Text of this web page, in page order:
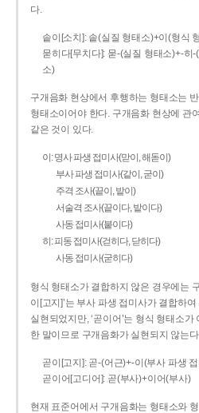
다.
솥이[소치]: 솥(실질 형태소)+이(형식
묻히다[무치다]: 묻­-(실질 형태소)+­-히­
소)
구개음화 현상에서 후행하는 형태소는
형태소이어야 한다. 구개음화 현상에 관
같은 것이 있다.
이: 명사 파생 접미사(맏이, 해돋이)
부사 파생 접미사(같이, 굳이)
주격 조사(끝이, 밭이)
서술격 조사(끝이다, 밭이다)
사동 접미사(붙이다)
히: 피동 접미사(걷히다, 닫히다)
사동 접미사(굳히다)
형식 형태소가 결합하지 않은 경우에는
이[고지]’는 부사 파생 접미사가 결합하
실현되었지만, ‘곧이어’는 형식 형태소
한 말이므로 구개음화가 실현되지 않는
곧이[고지]: 곧-­(어근)+­-이(부사 파생
곧이어[고디어]: 곧(부사)+이어(부사)
현재 표준어에서 구개음화는 형태소와